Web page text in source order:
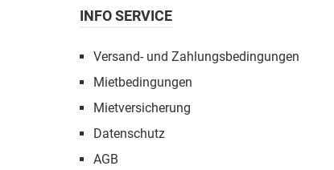
INFO SERVICE
Versand- und Zahlungsbedingungen
Mietbedingungen
Mietversicherung
Datenschutz
AGB